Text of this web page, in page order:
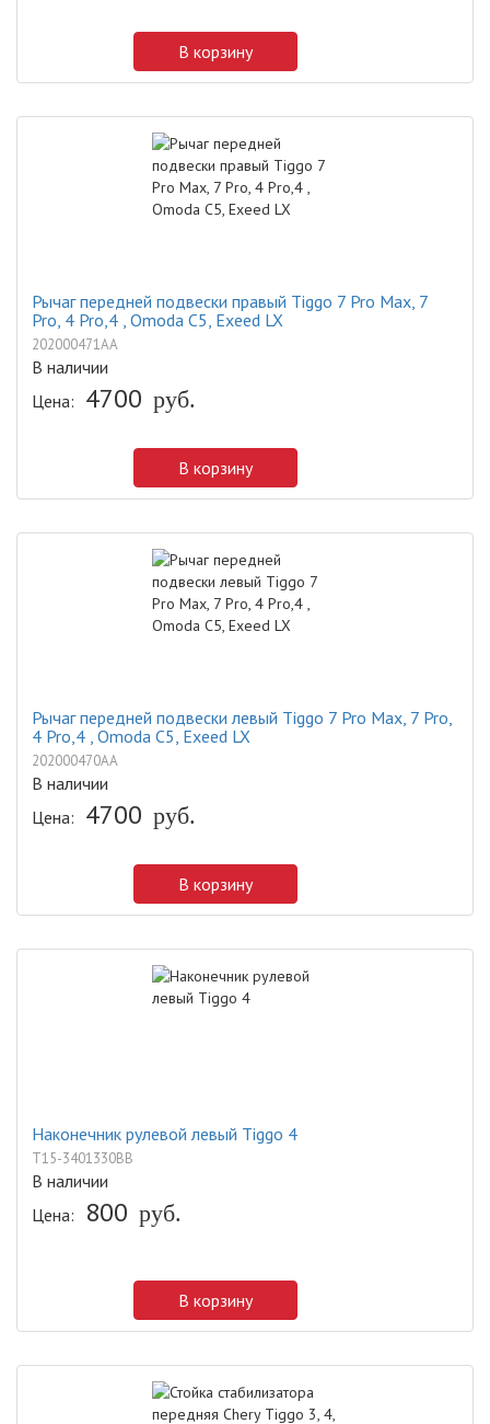
В корзину
Рычаг передней подвески правый Tiggo 7 Pro Max, 7
Pro, 4 Pro,4 , Omoda C5, Exeed LX
202000471AA
В наличии
Цена: 4700 руб.
В корзину
Рычаг передней подвески левый Tiggo 7 Pro Max, 7 Pro,
4 Pro,4 , Omoda C5, Exeed LX
202000470AA
В наличии
Цена: 4700 руб.
В корзину
Наконечник рулевой левый Tiggo 4
T15-3401330BB
В наличии
Цена:
800 руб.
В корзину